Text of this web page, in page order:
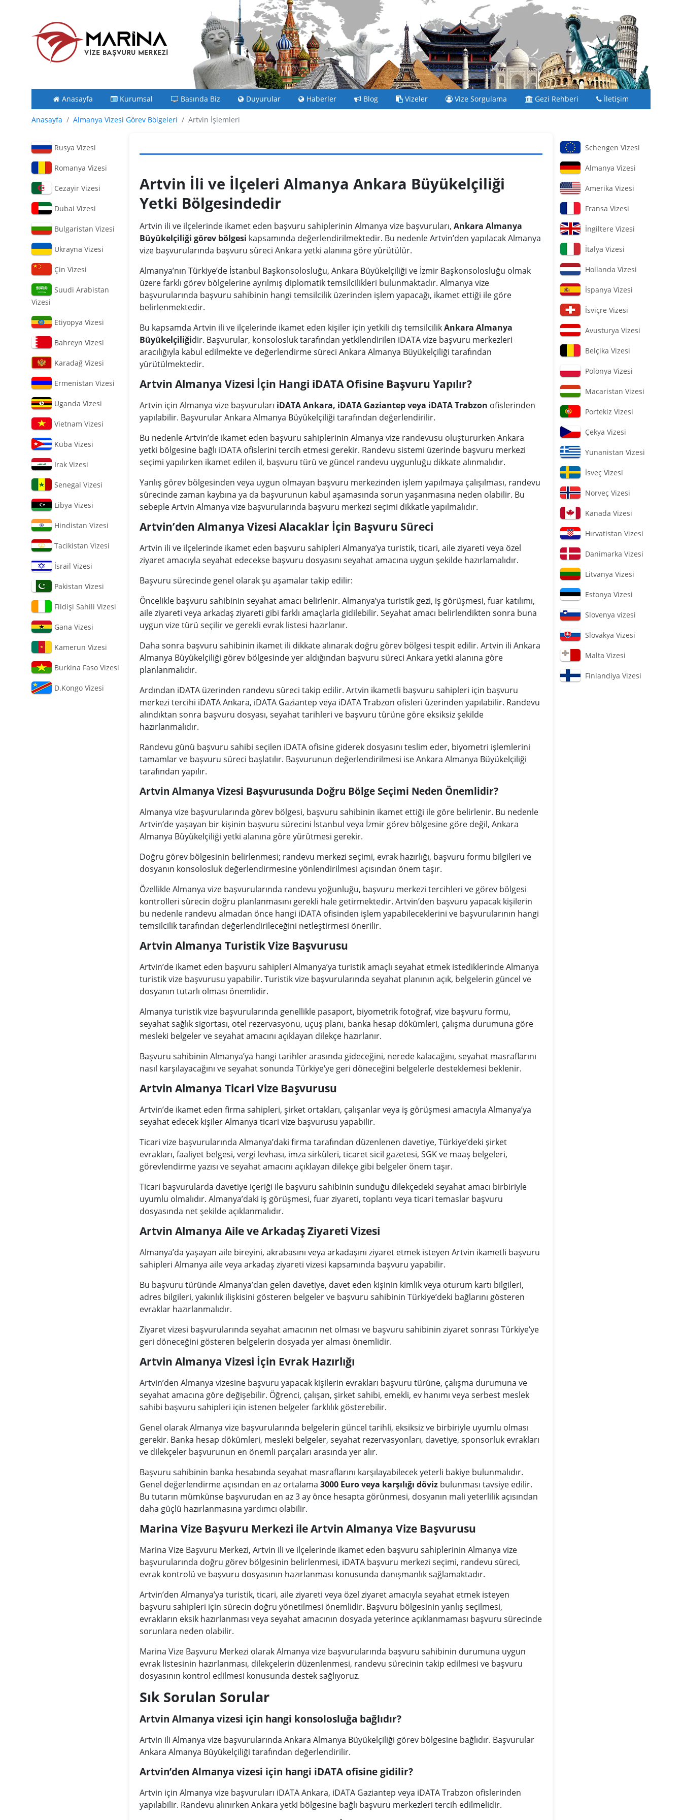
Anasayfa Kurumsal Basında Biz Duyurular Haberler Blog Vizeler Vize Sorgulama Gezi Rehberi İletişim
Anasayfa Almanya Vizesi Görev Bölgeleri Artvin İşlemleri
Rusya Vizesi
Romanya Vizesi
Cezayir Vizesi
Dubai Vizesi
Bulgaristan Vizesi
Ukrayna Vizesi
Çin Vizesi
Suudi Arabistan
Vizesi
Etiyopya Vizesi
Bahreyn Vizesi
Karadağ Vizesi
Ermenistan Vizesi
Uganda Vizesi
Vietnam Vizesi
Küba Vizesi
Irak Vizesi
Senegal Vizesi
Libya Vizesi
Hindistan Vizesi
Tacikistan Vizesi
İsrail Vizesi
Pakistan Vizesi
Fildişi Sahili Vizesi
Gana Vizesi
Kamerun Vizesi
Burkina Faso Vizesi
D.Kongo Vizesi
Artvin İli ve İlçeleriAlmanya Ankara Büyükelçiliği
Yetki Bölgesindedir
Artvin ili ve ilçelerinde ikamet eden başvuru sahiplerinin Almanya vize başvuruları,Ankara Almanya
Büyükelçiliği görev bölgesi kapsamında değerlendirilmektedir. Bu nedenle Artvin’den yapılacak Almanya
vize başvurularında başvuru süreci Ankara yetki alanına göre yürütülür.
Almanya’nın Türkiye’de İstanbul Başkonsolosluğu, Ankara Büyükelçiliği ve İzmir Başkonsolosluğu olmak
üzere farklı görev bölgelerine ayrılmış diplomatik temsilcilikleri bulunmaktadır. Almanya vize
başvurularında başvuru sahibinin hangi temsilcilik üzerinden işlem yapacağı, ikamet ettiği ile göre
belirlenmektedir.
Bu kapsamda Artvin ili ve ilçelerinde ikamet eden kişiler için yetkili dış temsilcilikAnkara Almanya
Büyükelçiliğidir. Başvurular, konsolosluk tarafından yetkilendirilen iDATA vize başvuru merkezleri
aracılığıyla kabul edilmekte ve değerlendirme süreci Ankara Almanya Büyükelçiliği tarafından
yürütülmektedir.
Artvin Almanya Vizesi İçin Hangi iDATA Ofisine Başvuru Yapılır?
Artvin için Almanya vize başvuruları iDATA Ankara, iDATA Gaziantep veya iDATA Trabzon ofislerinden
yapılabilir. Başvurular Ankara Almanya Büyükelçiliği tarafından değerlendirilir.
Bu nedenle Artvin’de ikamet eden başvuru sahiplerinin Almanya vize randevusu oluştururken Ankara
yetki bölgesine bağlı iDATA ofislerini tercih etmesi gerekir. Randevu sistemi üzerinde başvuru merkezi
seçimi yapılırken ikamet edilen il, başvuru türü ve güncel randevu uygunluğu dikkate alınmalıdır.
Yanlış görev bölgesinden veya uygun olmayan başvuru merkezinden işlem yapılmaya çalışılması, randevu
sürecinde zaman kaybına ya da başvurunun kabul aşamasında sorun yaşanmasına neden olabilir. Bu
sebeple Artvin Almanya vize başvurularında başvuru merkezi seçimi dikkatle yapılmalıdır.
Artvin’den Almanya Vizesi Alacaklar İçin Başvuru Süreci
Artvin ili ve ilçelerinde ikamet eden başvuru sahipleri Almanya’ya turistik, ticari, aile ziyareti veya özel
ziyaret amacıyla seyahat edecekse başvuru dosyasını seyahat amacına uygun şekilde hazırlamalıdır.
Başvuru sürecinde genel olarak şu aşamalar takip edilir:
Öncelikle başvuru sahibinin seyahat amacı belirlenir. Almanya’ya turistik gezi, iş görüşmesi, fuar katılımı,
aile ziyareti veya arkadaş ziyareti gibi farklı amaçlarla gidilebilir. Seyahat amacı belirlendikten sonra buna
uygun vize türü seçilir ve gerekli evrak listesi hazırlanır.
Daha sonra başvuru sahibinin ikamet ili dikkate alınarak doğru görev bölgesi tespit edilir. Artvin ili Ankara
Almanya Büyükelçiliği görev bölgesinde yer aldığından başvuru süreci Ankara yetki alanına göre
planlanmalıdır.
Ardından iDATA üzerinden randevu süreci takip edilir. Artvin ikametli başvuru sahipleri için başvuru
merkezi tercihi iDATA Ankara, iDATA Gaziantep veya iDATA Trabzon ofisleri üzerinden yapılabilir. Randevu
alındıktan sonra başvuru dosyası, seyahat tarihleri ve başvuru türüne göre eksiksiz şekilde
hazırlanmalıdır.
Randevu günü başvuru sahibi seçilen iDATA ofisine giderek dosyasını teslim eder, biyometri işlemlerini
tamamlar ve başvuru süreci başlatılır. Başvurunun değerlendirilmesi ise Ankara Almanya Büyükelçiliği
tarafından yapılır.
Artvin Almanya Vizesi Başvurusunda Doğru Bölge Seçimi Neden Önemlidir?
Almanya vize başvurularında görev bölgesi, başvuru sahibinin ikamet ettiği ile göre belirlenir. Bu nedenle
Artvin’de yaşayan bir kişinin başvuru sürecini İstanbul veya İzmir görev bölgesine göre değil, Ankara
Almanya Büyükelçiliği yetki alanına göre yürütmesi gerekir.
Doğru görev bölgesinin belirlenmesi; randevu merkezi seçimi, evrak hazırlığı, başvuru formu bilgileri ve
dosyanın konsolosluk değerlendirmesine yönlendirilmesi açısından önem taşır.
Özellikle Almanya vize başvurularında randevu yoğunluğu, başvuru merkezi tercihleri ve görev bölgesi
kontrolleri sürecin doğru planlanmasını gerekli hale getirmektedir. Artvin’den başvuru yapacak kişilerin
bu nedenle randevu almadan önce hangi iDATA ofisinden işlem yapabileceklerini ve başvurularının hangi
temsilcilik tarafından değerlendirileceğini netleştirmesi önerilir.
Artvin Almanya Turistik Vize Başvurusu
Artvin’de ikamet eden başvuru sahipleri Almanya’ya turistik amaçlı seyahat etmek istediklerinde Almanya
turistik vize başvurusu yapabilir. Turistik vize başvurularında seyahat planının açık, belgelerin güncel ve
dosyanın tutarlı olması önemlidir.
Almanya turistik vize başvurularında genellikle pasaport, biyometrik fotoğraf, vize başvuru formu,
seyahat sağlık sigortası, otel rezervasyonu, uçuş planı, banka hesap dökümleri, çalışma durumuna göre
mesleki belgeler ve seyahat amacını açıklayan dilekçe hazırlanır.
Başvuru sahibinin Almanya’ya hangi tarihler arasında gideceğini, nerede kalacağını, seyahat masraflarını
nasıl karşılayacağını ve seyahat sonunda Türkiye’ye geri döneceğini belgelerle desteklemesi beklenir.
Artvin Almanya Ticari Vize Başvurusu
Artvin’de ikamet eden firma sahipleri, şirket ortakları, çalışanlar veya iş görüşmesi amacıyla Almanya’ya
seyahat edecek kişiler Almanya ticari vize başvurusu yapabilir.
Ticari vize başvurularında Almanya’daki firma tarafından düzenlenen davetiye, Türkiye’deki şirket
evrakları, faaliyet belgesi, vergi levhası, imza sirküleri, ticaret sicil gazetesi, SGK ve maaş belgeleri,
görevlendirme yazısı ve seyahat amacını açıklayan dilekçe gibi belgeler önem taşır.
Ticari başvurularda davetiye içeriği ile başvuru sahibinin sunduğu dilekçedeki seyahat amacı birbiriyle
uyumlu olmalıdır. Almanya’daki iş görüşmesi, fuar ziyareti, toplantı veya ticari temaslar başvuru
dosyasında net şekilde açıklanmalıdır.
Artvin Almanya Aile ve Arkadaş Ziyareti Vizesi
Almanya’da yaşayan aile bireyini, akrabasını veya arkadaşını ziyaret etmek isteyen Artvin ikametli başvuru
sahipleri Almanya aile veya arkadaş ziyareti vizesi kapsamında başvuru yapabilir.
Bu başvuru türünde Almanya’dan gelen davetiye, davet eden kişinin kimlik veya oturum kartı bilgileri,
adres bilgileri, yakınlık ilişkisini gösteren belgeler ve başvuru sahibinin Türkiye’deki bağlarını gösteren
evraklar hazırlanmalıdır.
Ziyaret vizesi başvurularında seyahat amacının net olması ve başvuru sahibinin ziyaret sonrası Türkiye’ye
geri döneceğini gösteren belgelerin dosyada yer alması önemlidir.
Artvin Almanya Vizesi İçin Evrak Hazırlığı
Artvin’den Almanya vizesine başvuru yapacak kişilerin evrakları başvuru türüne, çalışma durumuna ve
seyahat amacına göre değişebilir. Öğrenci, çalışan, şirket sahibi, emekli, ev hanımı veya serbest meslek
sahibi başvuru sahipleri için istenen belgeler farklılık gösterebilir.
Genel olarak Almanya vize başvurularında belgelerin güncel tarihli, eksiksiz ve birbiriyle uyumlu olması
gerekir. Banka hesap dökümleri, mesleki belgeler, seyahat rezervasyonları, davetiye, sponsorluk evrakları
ve dilekçeler başvurunun en önemli parçaları arasında yer alır.
Başvuru sahibinin banka hesabında seyahat masraflarını karşılayabilecek yeterli bakiye bulunmalıdır.
Genel değerlendirme açısından en az ortalama3000 Euro veya karşılığı döviz bulunması tavsiye edilir.
Bu tutarın mümkünse başvurudan en az 3 ay önce hesapta görünmesi, dosyanın mali yeterlilik açısından
daha güçlü hazırlanmasına yardımcı olabilir.
Marina Vize Başvuru Merkezi ile Artvin Almanya Vize Başvurusu
Marina Vize Başvuru Merkezi, Artvin ili ve ilçelerinde ikamet eden başvuru sahiplerinin Almanya vize
başvurularında doğru görev bölgesinin belirlenmesi, iDATA başvuru merkezi seçimi, randevu süreci,
evrak kontrolü ve başvuru dosyasının hazırlanması konusunda danışmanlık sağlamaktadır.
Artvin’den Almanya’ya turistik, ticari, aile ziyareti veya özel ziyaret amacıyla seyahat etmek isteyen
başvuru sahipleri için sürecin doğru yönetilmesi önemlidir. Başvuru bölgesinin yanlış seçilmesi,
evrakların eksik hazırlanması veya seyahat amacının dosyada yeterince açıklanmaması başvuru sürecinde
sorunlara neden olabilir.
Marina Vize Başvuru Merkezi olarak Almanya vize başvurularında başvuru sahibinin durumuna uygun
evrak listesinin hazırlanması, dilekçelerin düzenlenmesi, randevu sürecinin takip edilmesi ve başvuru
dosyasının kontrol edilmesi konusunda destek sağlıyoruz.
Sık Sorulan Sorular
Artvin Almanya vizesi için hangi konsolosluğa bağlıdır?
Artvin ili Almanya vize başvurularında Ankara Almanya Büyükelçiliği görev bölgesine bağlıdır. Başvurular
Ankara Almanya Büyükelçiliği tarafından değerlendirilir.
Artvin’den Almanya vizesi için hangi iDATA ofisine gidilir?
Artvin için Almanya vize başvuruları iDATA Ankara, iDATA Gaziantep veya iDATA Trabzon ofislerinden
yapılabilir. Randevu alınırken Ankara yetki bölgesine bağlı başvuru merkezleri tercih edilmelidir.
Schengen Vizesi
Almanya Vizesi
Amerika Vizesi
Fransa Vizesi
İngiltere Vizesi
İtalya Vizesi
Hollanda Vizesi
İspanya Vizesi
İsviçre Vizesi
Avusturya Vizesi
Belçika Vizesi
Polonya Vizesi
Macaristan Vizesi
Portekiz Vizesi
Çekya Vizesi
Yunanistan Vizesi
İsveç Vizesi
Norveç Vizesi
Kanada Vizesi
Hırvatistan Vizesi
Danimarka Vizesi
Litvanya Vizesi
Estonya Vizesi
Slovenya vizesi
Slovakya Vizesi
Malta Vizesi
Finlandiya Vizesi